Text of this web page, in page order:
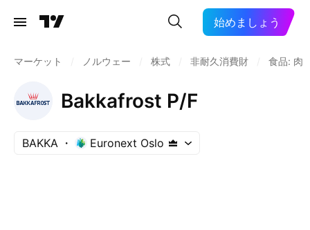
始めましょう
マーケット ノルウェー 株式 非耐久消費財 食品: 肉
Bakkafrost P/F
BAKKA Euronext Oslo